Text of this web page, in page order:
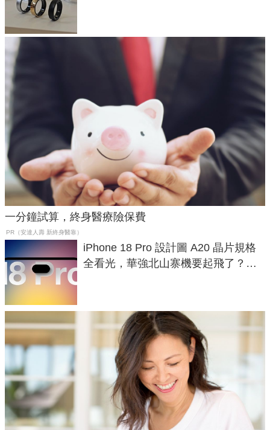
一分鐘試算，終身醫療險保費
PR（安達人壽 新終身醫靠）
iPhone 18 Pro 設計圖 A20 晶片規格
全看光，華強北山寨機要起飛了？專